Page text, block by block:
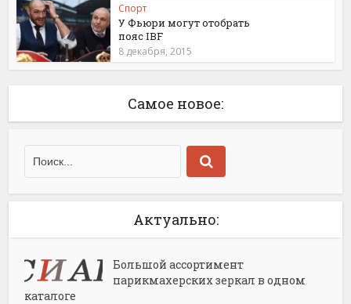
Спорт
У Фьюри могут отобрать
пояс IBF
8 декабря, 2015
Самое новое:
Актуально:
Большой ассортимент
парикмахерских зеркал в одном
каталоге